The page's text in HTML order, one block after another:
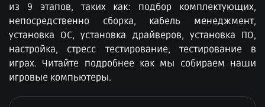
из 9 этапов, таких как: подбор комплектующих,
непосредственно сборка, кабель менеджмент,
установка ОС, установка драйверов, установка ПО,
настройка, стресс тестирование, тестирование в
играх. Читайте подробнее как мы собираем наши
игровые компьютеры.